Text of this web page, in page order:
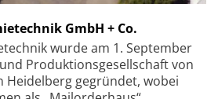
GmbH + Co.
wurde am 1. September
Produktionsgesellschaft von
Heidelberg gegründet, wobei